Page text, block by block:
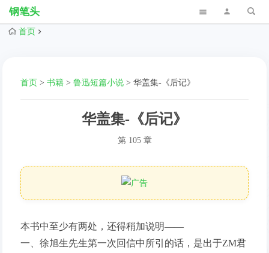
钢笔头
首页
首页 >书籍 >鲁迅短篇小说 >华盖集-《后记》
华盖集-《后记》
第 105 章
本书中至少有两处，还得稍加说明——
一、徐旭生先生第一次回信中所引的话，是出于ZM君